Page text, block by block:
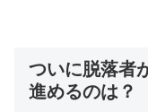
ついに脱落者
進めるのは？